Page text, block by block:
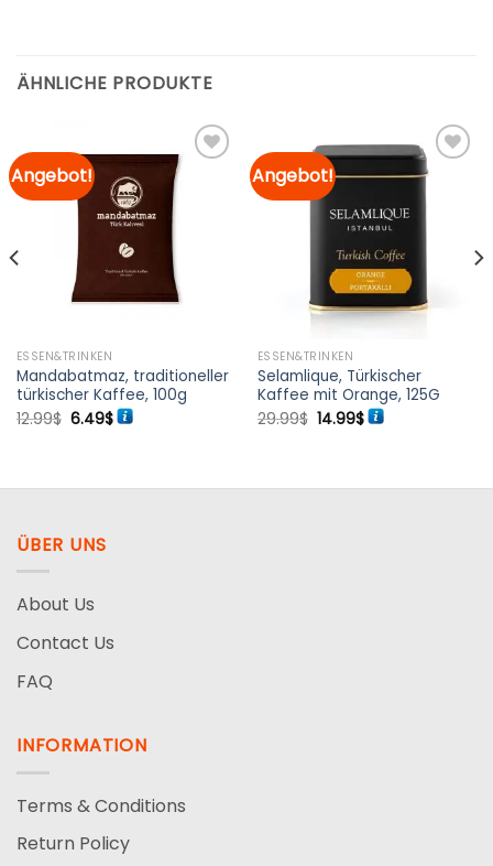
ÄHNLICHE PRODUKTE
Angebot!
Merkliste
ESSEN&TRINKEN
Mandabatmaz, traditioneller
türkischer Kaffee, 100g
12.99$ Ursprünglicher
Preis
6.49$Aktueller
Preis
Angebot!
Merkliste
hinzufügen
ESSEN&TRINKEN
Selamlique, Türkischer
Kaffee mit Orange, 125G
29.99$ Ursprünglicher
Preis
14.99$Aktueller
Preis
ÜBER UNS
About Us
Contact Us
FAQ
INFORMATION
Terms & Conditions
Return Policy